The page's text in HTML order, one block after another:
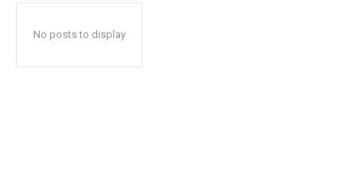
No posts to display